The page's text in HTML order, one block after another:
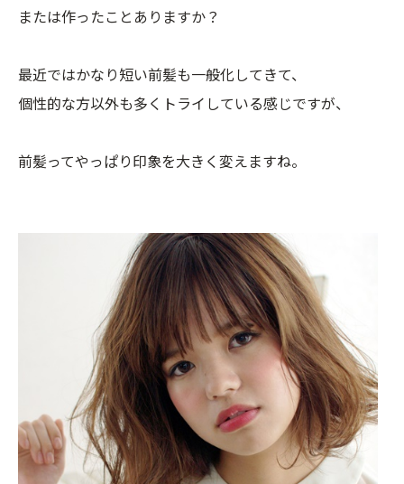
または作ったことありますか？
最近ではかなり短い前髪も一般化してきて、
個性的な方以外も多くトライしている感じですが、
前髪ってやっぱり印象を大きく変えますね。